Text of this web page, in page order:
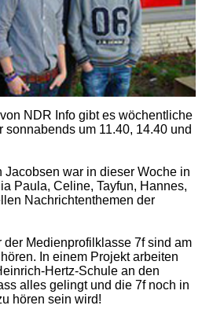
von NDR Info gibt es wöchentliche
sonnabends um 11.40, 14.40 und
Jacobsen war in dieser Woche in
Paula, Celine, Tayfun, Hannes,
Nachrichtenthemen der
Medienprofilklasse 7f sind am
In einem Projekt arbeiten
Hertz-Schule an den
alles gelingt und die 7f noch in
hören sein wird!